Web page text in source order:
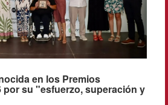
en los Premios
por su "esfuerzo, superación y